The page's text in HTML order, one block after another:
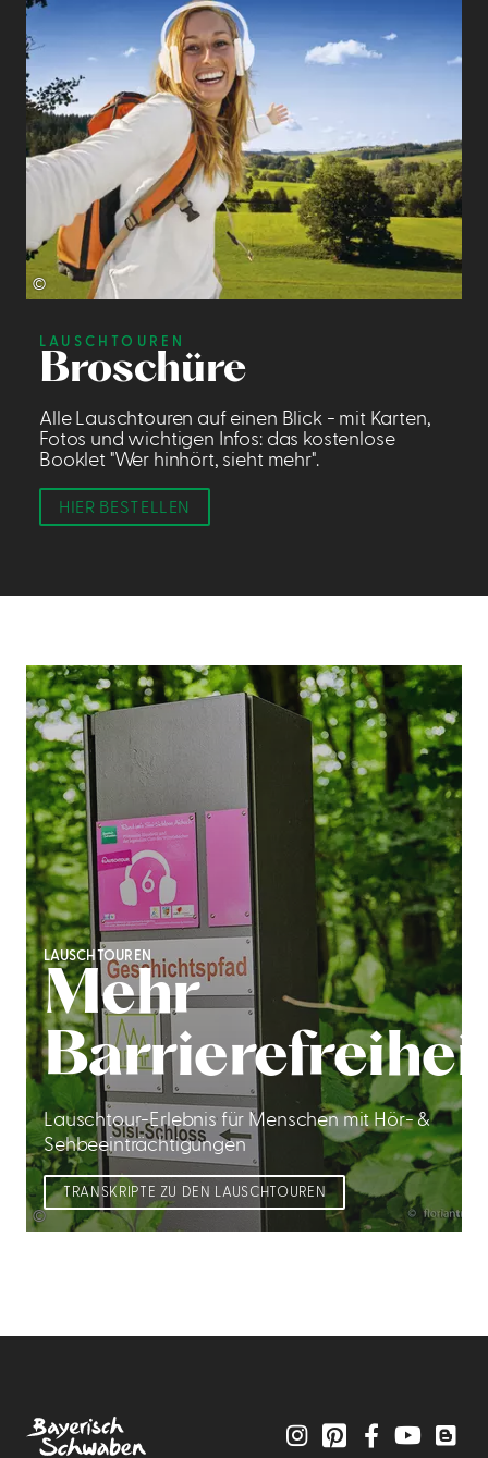
©
LAUSCHTOUREN
Broschüre
Alle Lauschtouren auf einen Blick - mit Karten,
Fotos und wichtigen Infos: das kostenlose
Booklet "Wer hinhört, sieht mehr".
HIER BESTELLEN
©
LAUSCHTOUREN
Mehr
Lauschtour-Erlebnis für Menschen mit Hör- &
Sehbeeinträchtigungen
TRANSKRIPTE ZU DEN LAUSCHTOUREN
InstagramPinterestFacebookYouTube